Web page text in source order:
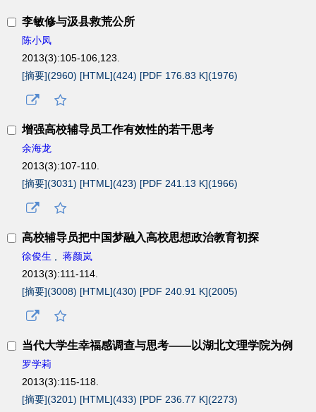
李敏修与汲县救荒公所
陈小凤
2013(3):105-106,123.
[摘要](2960) [HTML](424) [PDF 176.83 K](1976)
增强高校辅导员工作有效性的若干思考
余海龙
2013(3):107-110.
[摘要](3031) [HTML](423) [PDF 241.13 K](1966)
高校辅导员把中国梦融入高校思想政治教育初探
徐俊生 , 蒋颜岚
2013(3):111-114.
[摘要](3008) [HTML](430) [PDF 240.91 K](2005)
当代大学生幸福感调查与思考——以湖北文理学院为例
罗学莉
2013(3):115-118.
[摘要](3201) [HTML](433) [PDF 236.77 K](2273)